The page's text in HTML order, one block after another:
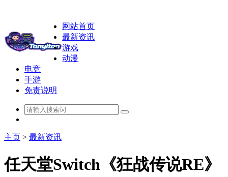
网站首页
最新资讯
游戏
动漫
电竞
手游
免责说明
主页 > 最新资讯
任天堂Switch《狂战传说RE》